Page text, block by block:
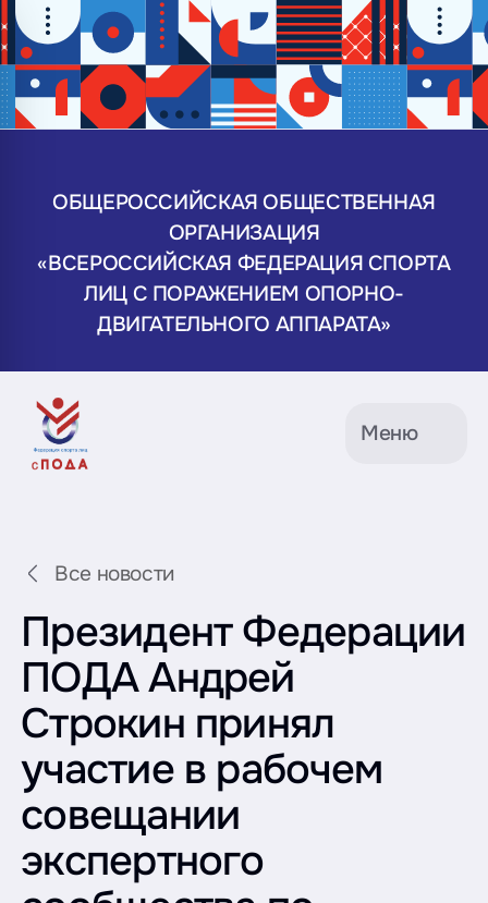
ОБЩЕРОССИЙСКАЯ ОБЩЕСТВЕННАЯ
ОРГАНИЗАЦИЯ
«ВСЕРОССИЙСКАЯ ФЕДЕРАЦИЯ СПОРТА
ЛИЦ С ПОРАЖЕНИЕМ ОПОРНО-
ДВИГАТЕЛЬНОГО АППАРАТА»
Меню
Все новости
Президент Федерации
ПОДА Андрей
Строкин принял
участие в рабочем
совещании
экспертного